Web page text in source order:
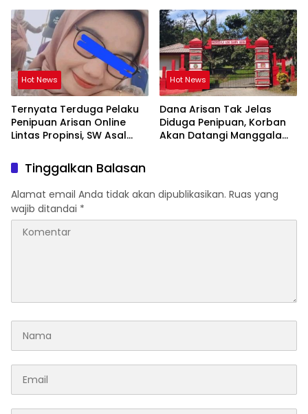
Sekilas Indonesia, Apresiasi
Peran Pers dalam
Membangun Bangsa
Hot News
Ternyata Terduga Pelaku
Penipuan Arisan Online
Lintas Propinsi, SW Asal
Hot News
Dana Arisan Tak Jelas
Diduga Penipuan, Korban
Akan Datangi Manggala
Tinggalkan Balasan
Alamat email Anda tidak akan dipublikasikan. Ruas yang
wajib ditandai *